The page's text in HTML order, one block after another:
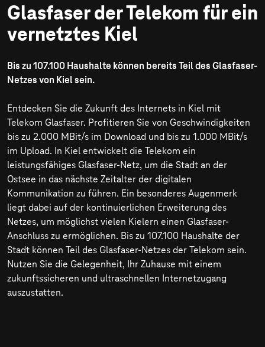
Glasfaser der Telekom für ein
vernetztes Kiel
Bis zu 107.100 Haushalte können bereits Teil des Glasfaser-
Netzes von Kiel sein.
Entdecken Sie die Zukunft des Internets in Kiel mit
Telekom Glasfaser. Profitieren Sie von Geschwindigkeiten
bis zu 2.000 MBit/s im Download und bis zu 1.000 MBit/s
im Upload. In Kiel entwickelt die Telekom ein
leistungsfähiges Glasfaser-Netz, um die Stadt an der
Ostsee in das nächste Zeitalter der digitalen
Kommunikation zu führen. Ein besonderes Augenmerk
liegt dabei auf der kontinuierlichen Erweiterung des
Netzes, um möglichst vielen Kielern einen Glasfaser-
Anschluss zu ermöglichen. Bis zu 107.100 Haushalte der
Stadt können Teil des Glasfaser-Netzes der Telekom sein.
Nutzen Sie die Gelegenheit, Ihr Zuhause mit einem
zukunftssicheren und ultraschnellen Internetzugang
auszustatten.